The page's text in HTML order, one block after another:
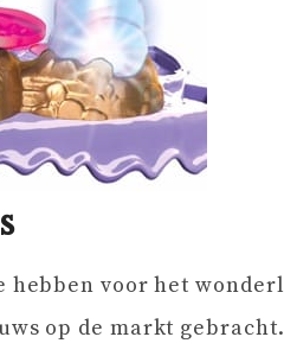
voor het
op de markt